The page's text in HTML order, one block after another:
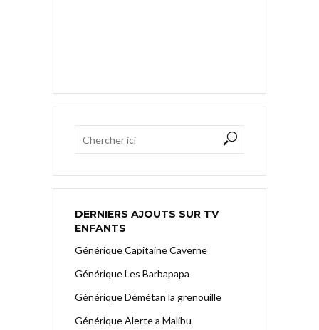
DERNIERS AJOUTS SUR TV
ENFANTS
Générique Capitaine Caverne
Générique Les Barbapapa
Générique Démétan la grenouille
Générique Alerte a Malibu